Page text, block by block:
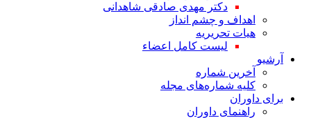
دکتر مهدی صادقی شاهدانی
اهداف و چشم انداز
هیات تحریریه
لیست کامل اعضاء
آرشیو
آخرین شماره
کلیه شماره‌های مجله
برای داوران
راهنمای داوران